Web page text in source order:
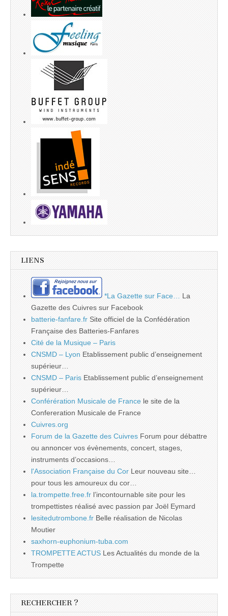
LIENS
*La Gazette sur Face… La
Gazette des Cuivres sur Facebook
batterie-fanfare.fr Site officiel de la Confédération
Française des Batteries-Fanfares
Cité de la Musique – Paris
CNSMD – Lyon Etablissement public d’enseignement
supérieur…
CNSMD – Paris Etablissement public d’enseignement
supérieur…
Conférération Musicale de France le site de la
Confereration Musicale de France
Cuivres.org
Forum de la Gazette des Cuivres Forum pour débattre
ou annoncer vos évènements, concert, stages,
instruments d’occasions…
l'Association Française du Cor Leur nouveau site…
pour tous les amoureux du cor…
la.trompette.free.fr l’incontournable site pour les
trompettistes réalisé avec passion par Joël Eymard
lesitedutrombone.fr Belle réalisation de Nicolas
Moutier
saxhorn-euphonium-tuba.com
TROMPETTE ACTUS Les Actualités du monde de la
Trompette
RECHERCHER ?